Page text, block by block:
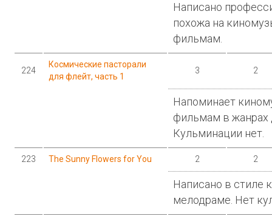
Написано
похожа на
фильмам.
224
Космические пасторали
для флейт, часть 1
3 2
Напоминает
фильмам в жанрах
Кульминации нет.
223 The Sunny Flowers for You 2 2
Написано в стиле
мелодраме. Нет